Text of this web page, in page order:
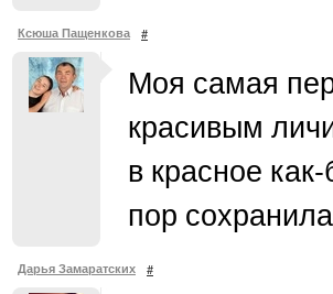
Ксюша Пащенкова #
Моя самая
красивым
в красное
пор
Дарья Замаратских #